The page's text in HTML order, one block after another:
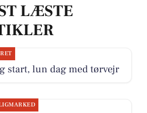
LÆSTE
start, lun dag med tørvejr